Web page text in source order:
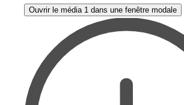
Ouvrir le média 1 dans une fenêtre modale